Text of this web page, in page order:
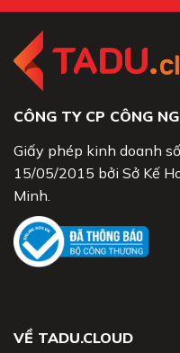
CÔNG TY CP CÔNG
Giấy phép kinh doanh
15/05/2015 bởi Sở Kế
Minh.
VỀ TADU.CLOUD